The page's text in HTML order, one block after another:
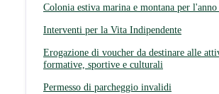
Colonia estiva marina e montana per
Interventi per la Vita Indipendente
Erogazione di voucher da destinare alle
formative, sportive e culturali
Permesso di parcheggio invalidi